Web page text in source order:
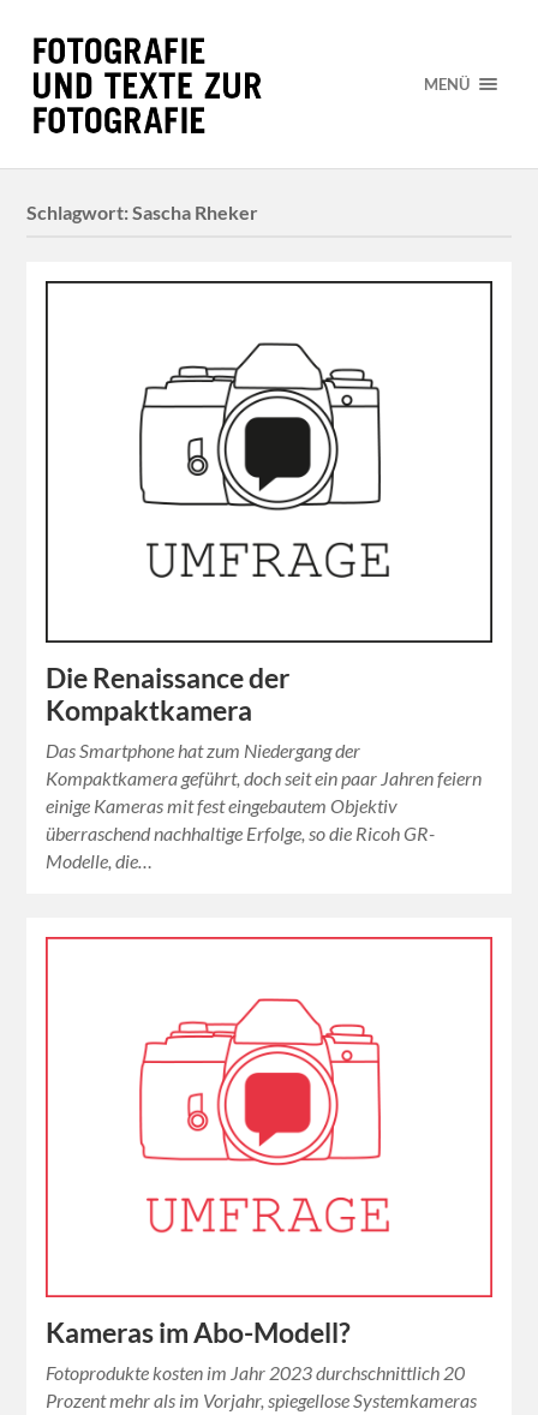
MENÜ
Schlagwort:Sascha Rheker
Die Renaissance der
Kompaktkamera
Das Smartphone hat zum Niedergang der
Kompaktkamera geführt, doch seit ein paar Jahren feiern
einige Kameras mit fest eingebautem Objektiv
überraschend nachhaltige Erfolge, so die Ricoh GR-
Modelle, die…
Kameras im Abo-Modell?
Fotoprodukte kosten im Jahr 2023 durchschnittlich 20
Prozent mehr als im Vorjahr, spiegellose Systemkameras